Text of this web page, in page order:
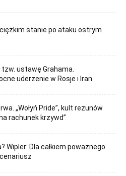
stanie po ataku ostrym
tzw. ustawę Grahama.
uderzenie w Rosje i Iran
„Wołyń Pride”, kult rezunów
rachunek krzywd”
Wipler: Dla całkiem poważnego